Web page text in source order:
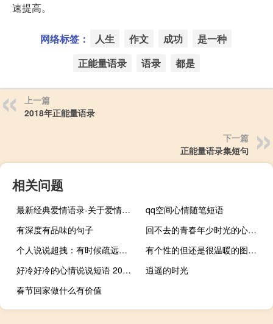
速提高。
网络标签： 人生 作文 成功
是一种
正能量语录
语录 都是
上一篇
2018年正能量语录
下一篇
正能量语录集短句
相关问题
最新经典爱情语录-关于爱情的经典语录
qq空间心情随笔短语
有深度有品味的句子
回不去的青春年少时光的心情说说 很遗憾怀念从前的心情说说
个人说说超拽：有时候疏远某人不是讨厌，而是太喜欢
有个性的但还是很温暖的图片句子 我曾一想到你就会傻笑现在竟然记不清你的脸
好冷好冷的心情说说短语 2019降温变冷的说说大全
逍遥的时光
春节回家做什么有价值